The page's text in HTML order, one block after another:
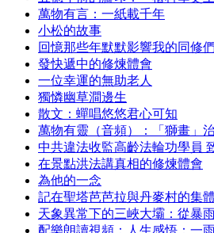
萬物有言：一紙載千年
小松的故事
回憶那些年默默影響我的同修們
發快遞中的修煉體會
一位幸運的無助老人
獨憐幽草澗邊生
散文：蟬唱悠悠君心可知
萬物有靈（音頻）：「獅畫」
中共違法收監高齡法輪功學員
在景點洪法講真相的修煉體會
為他的一念
記在聖塔芭芭拉與丹麥村的集
天象異常下的三峽大壩：從暴